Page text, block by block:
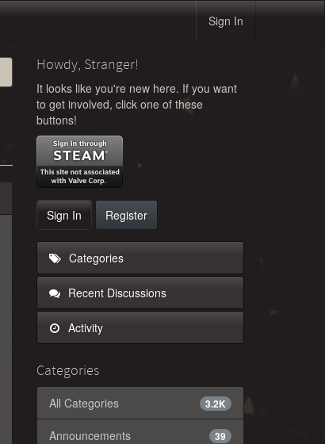
Sign In
Howdy, Stranger!
It looks like you're new here. If you want
to get involved, click one of these
buttons!
Sign In Register
Categories
Recent Discussions
Activity
Categories
3.2K
All Categories
39
Announcements